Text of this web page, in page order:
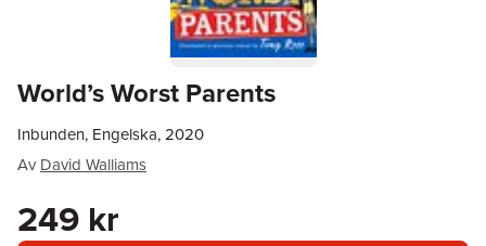
World’s Worst Parents
Inbunden, Engelska, 2020
Av David Walliams
249 kr